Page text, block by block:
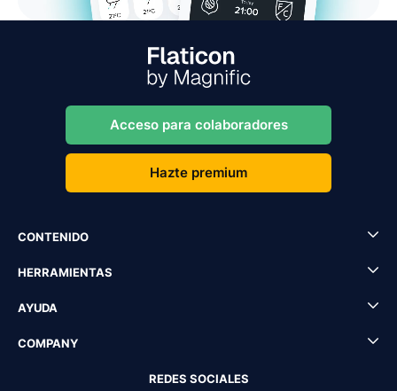
Acceso para colaboradores
Hazte premium
CONTENIDO
HERRAMIENTAS
AYUDA
COMPANY
REDES SOCIALES